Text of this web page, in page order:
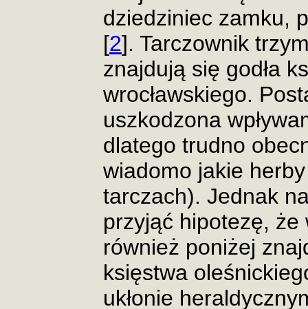
dziedziniec zamku,
[2]. Tarczownik
znajdują się godła
wrocławskiego.
uszkodzona
dlatego trudno
wiadomo jakie
tarczach). Jednak
przyjąć hipotezę,
również poniżej
księstwa
ukłonie